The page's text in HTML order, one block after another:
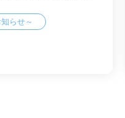
らせ～